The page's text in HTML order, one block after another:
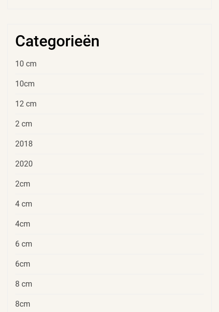
Categorieën
10 cm
10cm
12 cm
2 cm
2018
2020
2cm
4 cm
4cm
6 cm
6cm
8 cm
8cm